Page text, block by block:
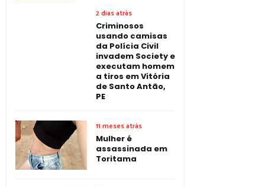
2 dias atrás
Criminosos
usando camisas
da Polícia Civil
invadem Society e
executam homem
a tiros em Vitória
de Santo Antão,
PE
11 meses atrás
Mulher é
assassinada em
Toritama